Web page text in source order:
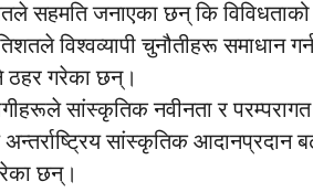
सहमति जनाएका छन् कि विविधताको
विश्वव्यापी चुनौतीहरू समाधान
ठहर गरेका छन्।
सांस्कृतिक नवीनता र
सांस्कृतिक आदानप्रदान
छन्।